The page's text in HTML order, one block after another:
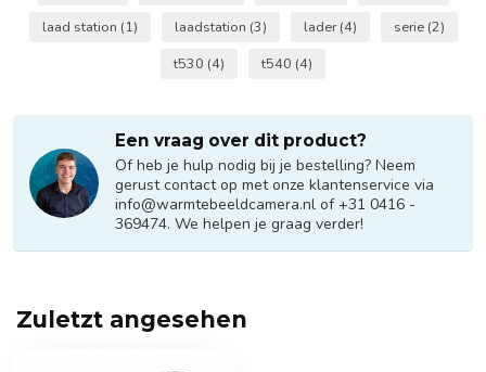
laad station (1) laadstation (3) lader(4) serie (2)
t530 (4) t540 (4)
Een vraag over dit product?
Of heb je hulp nodig bij je bestelling? Neem
gerust contact op met onze klantenservice via
info@warmtebeeldcamera.nl of +31 0416 -
369474. We helpen je graag verder!
Zuletzt angesehen